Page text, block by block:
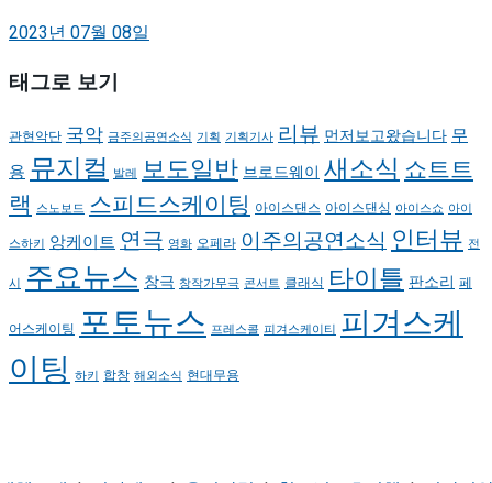
2023년 07월 08일
태그로 보기
관현악단 국악 금주의공연소식 기획 기획기사 리뷰 먼저보고왔습니다 무
용 뮤지컬 발레 보도일반 브로드웨이 새소식 쇼트트
랙 스노보드 스피드스케이팅 아이스댄스 아이스댄싱 아이스쇼 아이
스하키 앙케이트 연극 영화 오페라 이주의공연소식 인터뷰 전
시 주요뉴스 창극 창작가무극 콘서트 클래식 타이틀 판소리 페
어스케이팅 포토뉴스 프레스콜 피겨스케이티 피겨스케
이팅 하키 합창 해외소식 현대무용